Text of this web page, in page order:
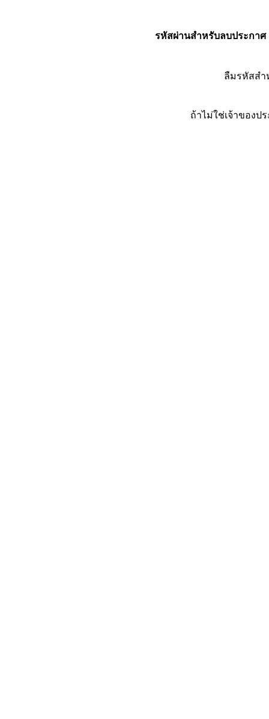
รหัสผ่านสำหรับลบประกาศ
ลืมรหัสส
ถ้าไม่ใช่เจ้าของป